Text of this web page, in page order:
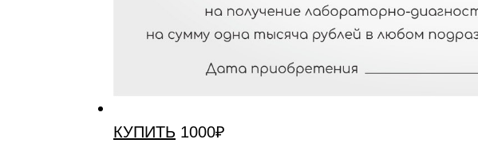
КУПИТЬ 1000₽